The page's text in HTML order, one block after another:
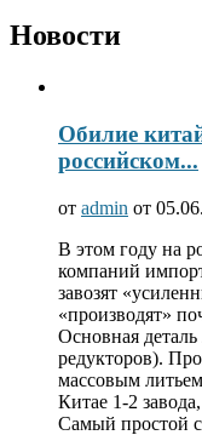
Новости
Обилие
российском...
от admin от
В этом году на
компаний
завозят
«производят»
Основная
редукторов).
массовым
Китае 1-2
Самый простой